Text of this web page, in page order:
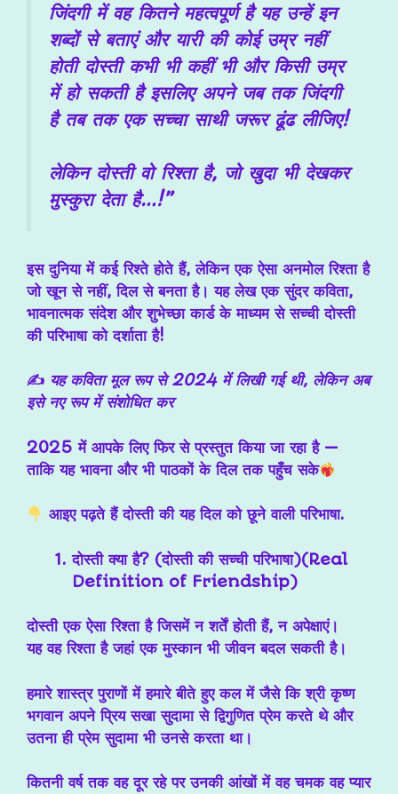
जिंदगी में वह कितने महत्वपूर्ण है यह उन्हें इन
शब्दों से बताएं और यारी की कोई उम्र नहीं
होती दोस्ती कभी भी कहीं भी और किसी उम्र
में हो सकती है इसलिए अपने जब तक जिंदगी
है तब तक एक सच्चा साथी जरूर ढूंढ लीजिए!
लेकिन दोस्ती वो रिश्ता है, जो खुदा भी देखकर
मुस्कुरा देता है…!”
इस दुनिया में कई रिश्ते होते हैं, लेकिन एक ऐसा अनमोल रिश्ता है
जो खून से नहीं, दिल से बनता है। यह लेख एक सुंदरकविता,
भावनात्मक संदेशऔरशुभेच्छा कार्डके माध्यम से सच्ची दोस्ती
की परिभाषा को दर्शाता है!
✍️ यह कविता मूल रूप से 2024 में लिखी गई थी, लेकिन अब
इसे नए रूप में संशोधित कर
2025 में आपके लिए फिर से प्रस्तुत किया जा रहा है —
ताकि यह भावना और भी पाठकों के दिल तक पहुँच सके
आइए पढ़ते हैं दोस्ती की यह दिल को छूने वाली परिभाषा.
दोस्ती क्या है? (दोस्ती की सच्ची परिभाषा)(Real
Definition of Friendship)
दोस्तीएक ऐसा रिश्ता हैजिसमें न शर्तें होती हैं, न अपेक्षाएं।
यह वह रिश्ता है जहां एक मुस्कान भी जीवन बदल सकती है।
हमारे शास्त्र पुराणों में हमारे बीते हुए कल में जैसे कि श्री कृष्ण
भगवान अपने प्रिय सखा सुदामा से द्विगुणित प्रेम करते थे और
उतना ही प्रेम सुदामा भी उनसे करता था।
कितनी वर्ष तक वह दूर रहे पर उनकी आंखों में वह चमक वह प्यार